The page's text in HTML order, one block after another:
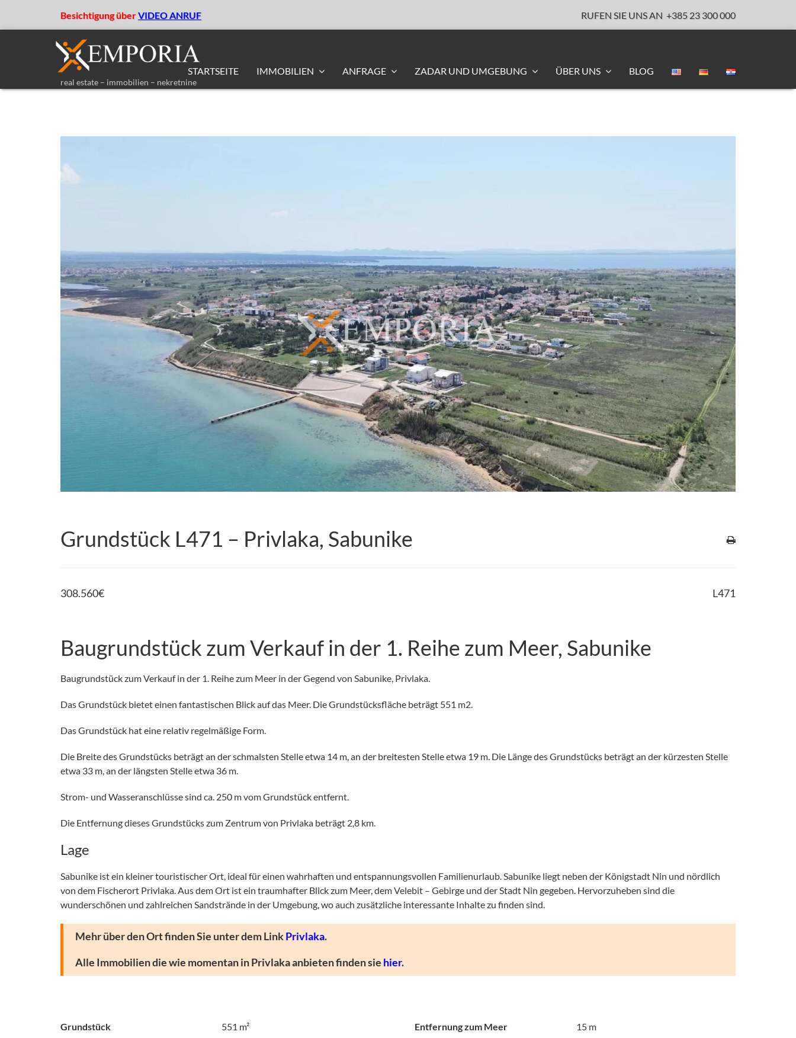
Besichtigung überVIDEO ANRUF RUFEN SIE UNS AN +385 23 300 000
real estate – immobilien – nekretnine
STARTSEITE IMMOBILIEN ANFRAGE ZADAR UND UMGEBUNG ÜBER UNS BLOG
Grundstück L471 – Privlaka, Sabunike
308.560€ L471
Baugrundstück zum Verkauf in der 1. Reihe zum Meer, Sabunike
Baugrundstück zum Verkauf in der 1. Reihe zum Meer in der Gegend von Sabunike, Privlaka.
Das Grundstück bietet einen fantastischen Blick auf das Meer. Die Grundstücksfläche beträgt 551 m2.
Das Grundstück hat eine relativ regelmäßige Form.
Die Breite des Grundstücks beträgt an der schmalsten Stelle etwa 14 m, an der breitesten Stelle etwa 19 m. Die Länge des Grundstücks beträgt an der kürzesten Stelle
etwa 33 m, an der längsten Stelle etwa 36 m.
Strom- und Wasseranschlüsse sind ca. 250 m vom Grundstück entfernt.
Die Entfernung dieses Grundstücks zum Zentrum von Privlaka beträgt 2,8 km.
Lage
Sabunike ist ein kleiner touristischer Ort, ideal für einen wahrhaften und entspannungsvollen Familienurlaub. Sabunike liegt neben der Königstadt Nin und nördlich
von dem Fischerort Privlaka. Aus dem Ort ist ein traumhafter Blick zum Meer, dem Velebit – Gebirge und der Stadt Nin gegeben. Hervorzuheben sind die
wunderschönen und zahlreichen Sandstrände in der Umgebung, wo auch zusätzliche interessante Inhalte zu finden sind.
Mehr über den Ort finden Sie unter dem LinkPrivlaka.
Alle Immobilien die wie momentan in Privlaka anbieten finden sie hier.
Grundstück 551 m² Entfernung zum Meer 15 m